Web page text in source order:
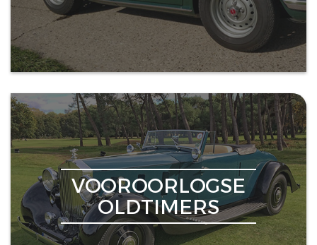
VOOROORLOGSE
OLDTIMERS